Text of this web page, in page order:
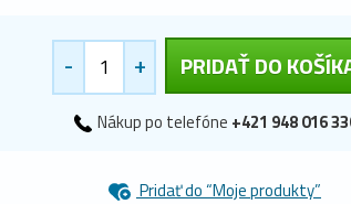
- + PRIDAŤ DO
Nákup po telefóne +421 948 016
Pridať do “Moje produkty”